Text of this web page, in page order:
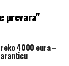
prevara"
4000 eura –